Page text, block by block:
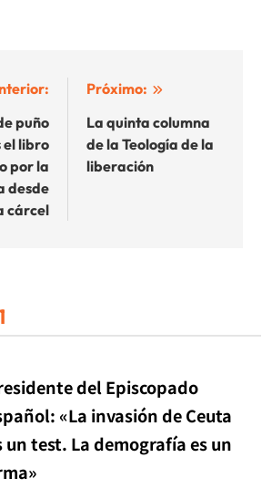
puño
el libro
por la
desde
cárcel
Próximo:
La quinta columna
de la Teología de la
liberación
del Episcopado
«La invasión de Ceuta
un test. La demografía es un